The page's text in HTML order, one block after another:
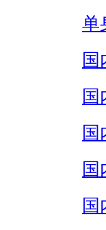
单
国
国
国
国
国